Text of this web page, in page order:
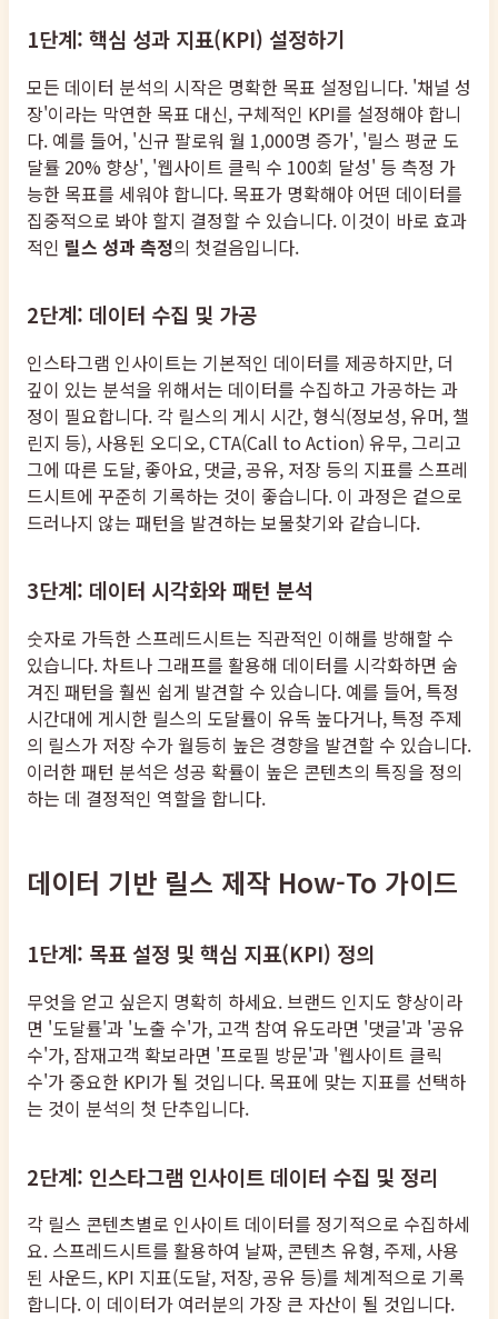
1단계: 핵심 성과 지표(KPI) 설정하기
모든 데이터 분석의 시작은 명확한 목표 설정입니다. '채널 성
장'이라는 막연한 목표 대신, 구체적인 KPI를 설정해야 합니
다. 예를 들어, '신규 팔로워 월 1,000명 증가', '릴스 평균 도
달률 20% 향상', '웹사이트 클릭 수 100회 달성' 등 측정 가
능한 목표를 세워야 합니다. 목표가 명확해야 어떤 데이터를
집중적으로 봐야 할지 결정할 수 있습니다. 이것이 바로 효과
적인 릴스 성과 측정의 첫걸음입니다.
2단계: 데이터 수집 및 가공
인스타그램 인사이트는 기본적인 데이터를 제공하지만, 더
깊이 있는 분석을 위해서는 데이터를 수집하고 가공하는 과
정이 필요합니다. 각 릴스의 게시 시간, 형식(정보성, 유머, 챌
린지 등), 사용된 오디오, CTA(Call to Action) 유무, 그리고
그에 따른 도달, 좋아요, 댓글, 공유, 저장 등의 지표를 스프레
드시트에 꾸준히 기록하는 것이 좋습니다. 이 과정은 겉으로
드러나지 않는 패턴을 발견하는 보물찾기와 같습니다.
3단계: 데이터 시각화와 패턴 분석
숫자로 가득한 스프레드시트는 직관적인 이해를 방해할 수
있습니다. 차트나 그래프를 활용해 데이터를 시각화하면 숨
겨진 패턴을 훨씬 쉽게 발견할 수 있습니다. 예를 들어, 특정
시간대에 게시한 릴스의 도달률이 유독 높다거나, 특정 주제
의 릴스가 저장 수가 월등히 높은 경향을 발견할 수 있습니다.
이러한 패턴 분석은 성공 확률이 높은 콘텐츠의 특징을 정의
하는 데 결정적인 역할을 합니다.
데이터 기반 릴스 제작 How-To 가이드
1단계: 목표 설정 및 핵심 지표(KPI) 정의
무엇을 얻고 싶은지 명확히 하세요. 브랜드 인지도 향상이라
면 '도달률'과 '노출 수'가, 고객 참여 유도라면 '댓글'과 '공유
수'가, 잠재고객 확보라면 '프로필 방문'과 '웹사이트 클릭
수'가 중요한 KPI가 될 것입니다. 목표에 맞는 지표를 선택하
는 것이 분석의 첫 단추입니다.
2단계: 인스타그램 인사이트 데이터 수집 및 정리
각 릴스 콘텐츠별로 인사이트 데이터를 정기적으로 수집하세
요. 스프레드시트를 활용하여 날짜, 콘텐츠 유형, 주제, 사용
된 사운드, KPI 지표(도달, 저장, 공유 등)를 체계적으로 기록
합니다. 이 데이터가 여러분의 가장 큰 자산이 될 것입니다.